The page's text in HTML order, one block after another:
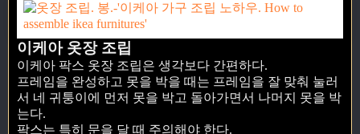
이케아 옷장 조립
이케아 팍스 옷장 조립은 생각보다 간편하다.
프레임을 완성하고 못을 박을 때는 프레임을 잘 맞춰 눌러
서 네 귀퉁이에 먼저 못을 박고 돌아가면서 나머지 못을 박
는다.
팍스는 특히 문을 달 때 주의해야 한다.